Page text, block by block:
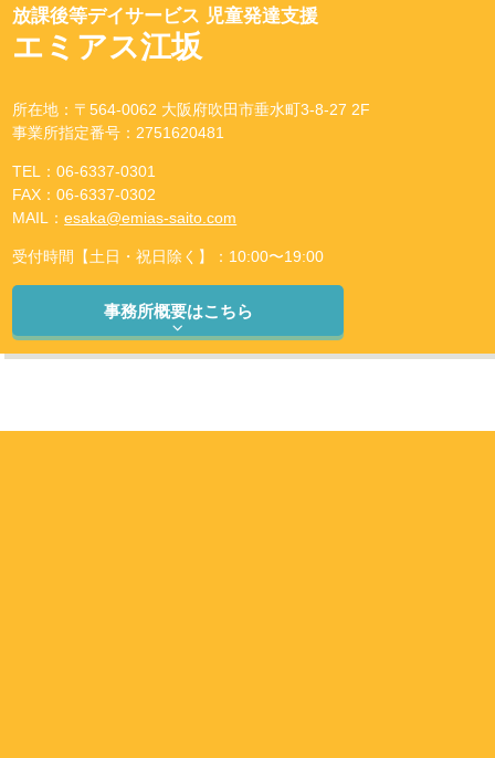
放課後等デイサービス 児童発達支援
エミアス江坂
所在地：〒564-0062 大阪府吹田市垂水町3-8-27 2F
事業所指定番号：2751620481
TEL：06-6337-0301
FAX：06-6337-0302
MAIL：esaka@emias-saito.com
受付時間【土日・祝日除く】：10:00〜19:00
事務所概要はこちら